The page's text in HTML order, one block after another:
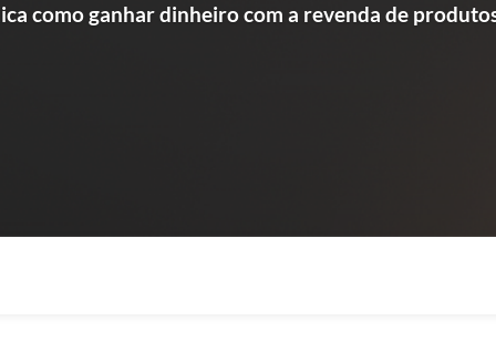
como ganhar dinheiro com a revenda de